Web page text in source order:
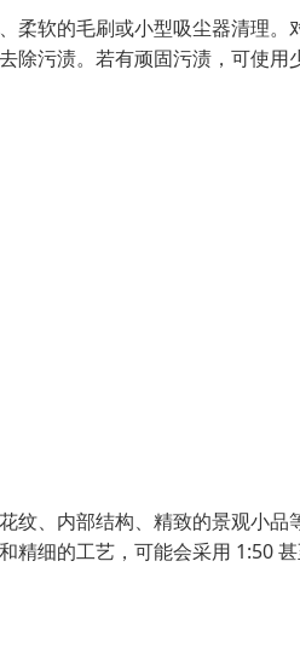
柔软的毛刷或小型吸尘器清理
除污渍。若有顽固污渍，可使
纹、内部结构、精致的景观小
精细的工艺，可能会采用 1:50